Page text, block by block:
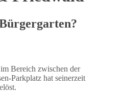
Bereich zwischen der
Parkplatz hat seinerzeit